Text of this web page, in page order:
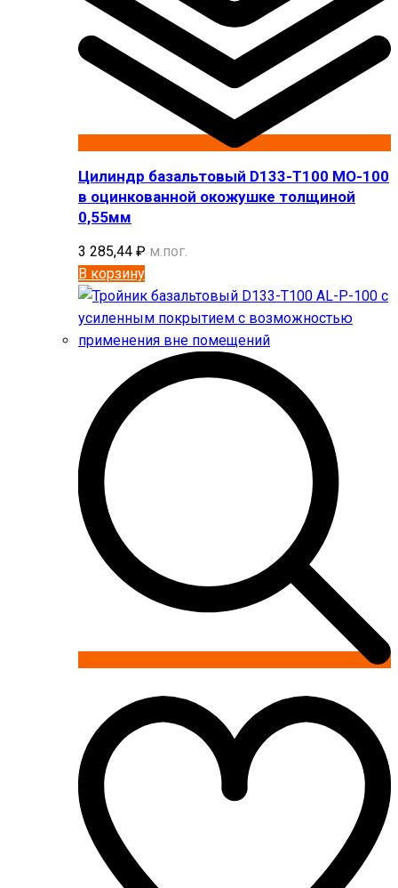
Цилиндр базальтовый D133-T100 MO-100
в оцинкованной окожушке толщиной
0,55мм
3 285,44 ₽ м.пог.
В корзину